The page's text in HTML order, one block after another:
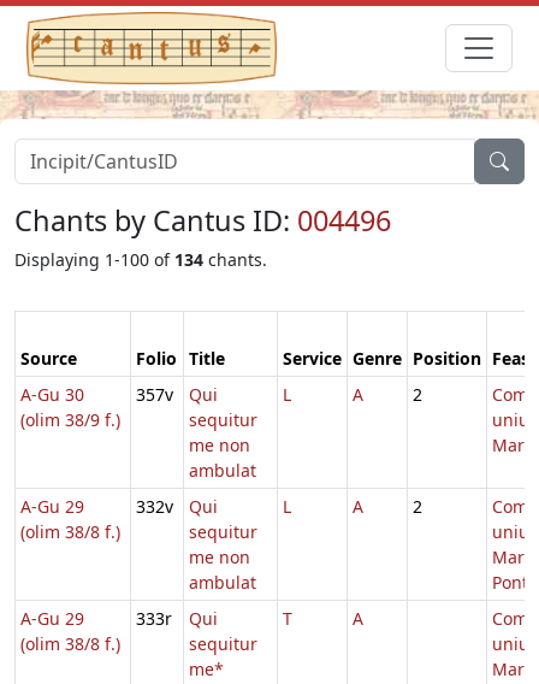
Chants by Cantus ID: 004496
Displaying 1-100 of 134 chants.
Source Folio Title Service Genre Position Feast
A-Gu 30
(olim 38/9 f.)
357v
Qui
sequitur
me non
ambulat
L A 2
unius
A-Gu 29
(olim 38/8 f.)
332v
Qui
sequitur
me non
ambulat
L A 2
unius
A-Gu 29
(olim 38/8 f.)
333r
Qui
sequitur
me*
T A
unius